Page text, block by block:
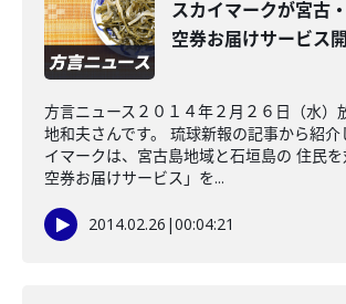
スカイマークが宮古
空券お届けサービス
方言ニュース２０１４年２月２６日（水）
地和夫さんです。 琉球新報の記事から紹介
イマークは、宮古島地域と石垣島の 住民
空券お届けサービス」を...
2014.02.26 |00:04:21